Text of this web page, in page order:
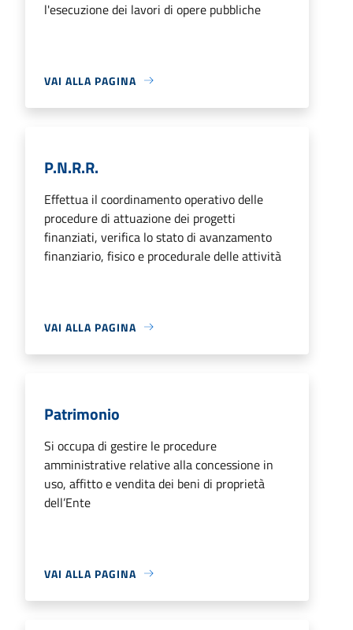
l'esecuzione dei lavori di opere pubbliche
VAI ALLA PAGINA
P.N.R.R.
Effettua il coordinamento operativo delle
procedure di attuazione dei progetti
finanziati, verifica lo stato di avanzamento
finanziario, fisico e procedurale delle attività
VAI ALLA PAGINA
Patrimonio
Si occupa di gestire le procedure
amministrative relative alla concessione in
uso, affitto e vendita dei beni di proprietà
dell’Ente
VAI ALLA PAGINA